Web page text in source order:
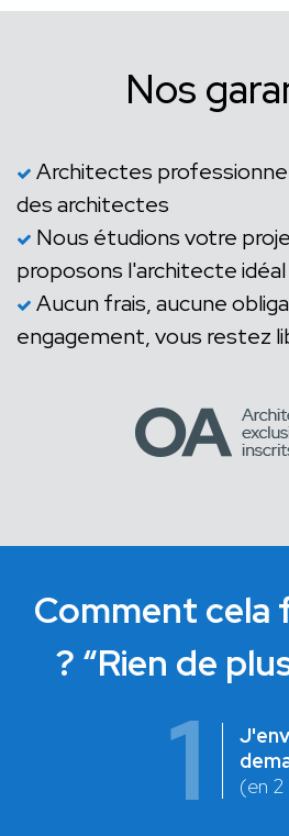
Nos
Architectes
des architectes
Nous étudions votre
proposons l'architecte idéal
Aucun frais, aucune
engagement, vous restez
Comment cela
? “Rien de
1
(en 2